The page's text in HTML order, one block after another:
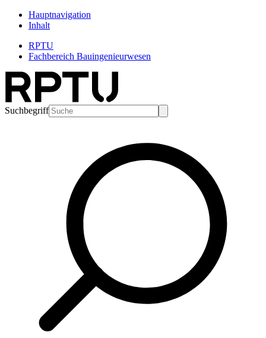
Hauptnavigation
Inhalt
RPTU
Fachbereich Bauingenieurwesen
Suchbegriff